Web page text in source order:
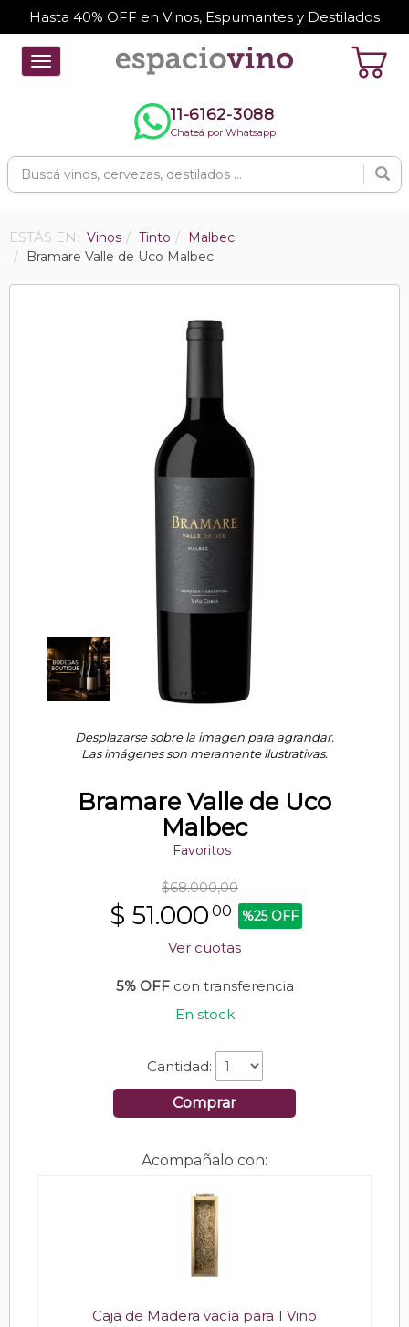
Hasta 40% OFF en Vinos, Espumantes y Destilados
Toggle
navigation
11-6162-3088
Chateá por Whatsapp
ESTÁS EN: Vinos Tinto
Malbec
Bramare Valle de Uco Malbec
Desplazarse sobre la imagen para agrandar.
Las imágenes son meramente ilustrativas.
Bramare Valle de Uco
Malbec
Favoritos
$68.000,00
$ 51.000 00 %25 OFF
Ver cuotas
5% OFFcon transferencia
En stock
Cantidad:
Comprar
Acompañalo con:
Caja de Madera vacía para 1 Vino